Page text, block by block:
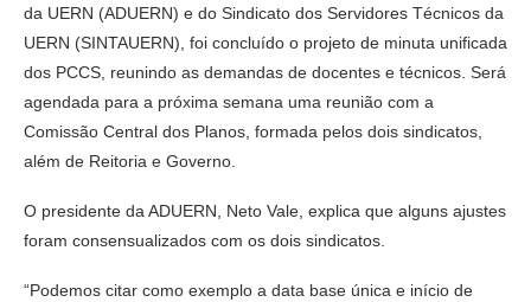
da UERN (ADUERN) e do Sindicato dos Servidores Técnicos da
UERN (SINTAUERN), foi concluído o projeto de minuta unificada
dos PCCS, reunindo as demandas de docentes e técnicos. Será
agendada para a próxima semana uma reunião com a
Comissão Central dos Planos, formada pelos dois sindicatos,
além de Reitoria e Governo.
O presidente da ADUERN, Neto Vale, explica que alguns ajustes
foram consensualizados com os dois sindicatos.
“Podemos citar como exemplo a data base única e início de